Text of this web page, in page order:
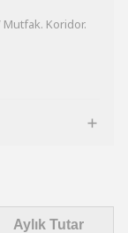
Mutfak. Koridor.
Aylık Tutar